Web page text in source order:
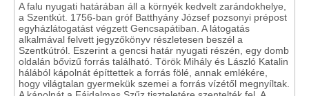
A falu nyugati határában áll a környék kedvelt zarándokhelye,
a Szentkút. 1756-ban gróf Batthyány József pozsonyi prépost
egyházlátogatást végzett Gencsapátiban. A látogatás
alkalmával felvett jegyzőkönyv részletesen beszél a
Szentkútról. Eszerint a gencsi határ nyugati részén, egy domb
oldalán bővizű forrás található. Török Mihály és László Katalin
hálából kápolnát építtettek a forrás fölé, annak emlékére,
hogy világtalan gyermekük szemei a forrás vízétől megnyíltak.